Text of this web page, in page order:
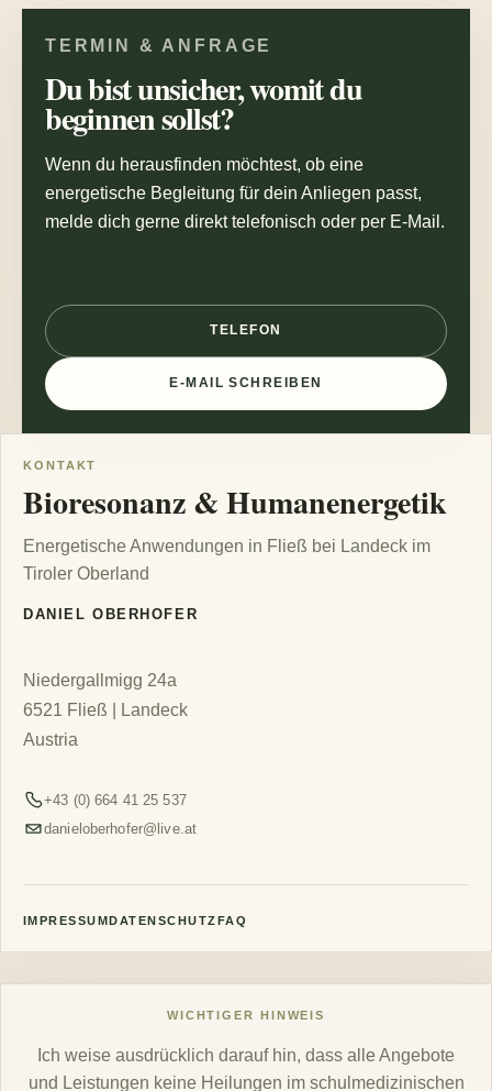
TERMIN & ANFRAGE
Du bist unsicher, womit du
beginnen sollst?
Wenn du herausfinden möchtest, ob eine
energetische Begleitung für dein Anliegen passt,
melde dich gerne direkt telefonisch oder per E-Mail.
TELEFON
E-MAIL SCHREIBEN
KONTAKT
Bioresonanz & Humanenergetik
Energetische Anwendungen in Fließ bei Landeck im
Tiroler Oberland
DANIEL OBERHOFER
Niedergallmigg 24a
6521 Fließ | Landeck
Austria
+43 (0) 664 41 25 537
danieloberhofer@live.at
IMPRESSUMDATENSCHUTZFAQ
WICHTIGER HINWEIS
Ich weise ausdrücklich darauf hin, dass alle Angebote
und Leistungen keine Heilungen im schulmedizinischen